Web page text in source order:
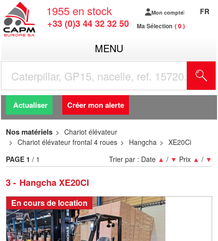
1955 en stock
+33 (0)3 44 32 32 50
Mon compte
Ma Sélection 0
FR
MENU
Actualiser Créer mon alerte
Nos matériels
Chariot élévateur
Chariot élévateur frontal 4 roues
Hangcha XE20Ci
3 Hangcha XE20CI
Trier par : Date ▲ / ▼ Prix ▲ / ▼
PAGE 1 / 1
En cours de location